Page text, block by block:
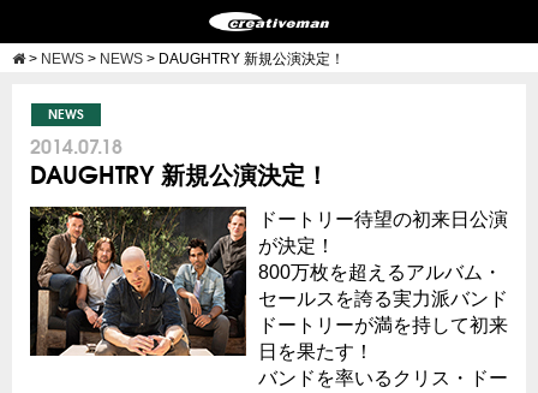
> NEWS > NEWS > DAUGHTRY 新規公演決定！
NEWS
2014.07.18
DAUGHTRY 新規公演決定！
ドートリー待望の初来日公演
が決定！
800万枚を超えるアルバム・
セールスを誇る実力派バンド
ドートリーが満を持して初来
日を果たす！
バンドを率いるクリス・ドー